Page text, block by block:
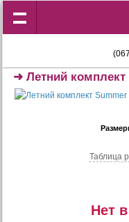
➜Летний
Таблица
Нет